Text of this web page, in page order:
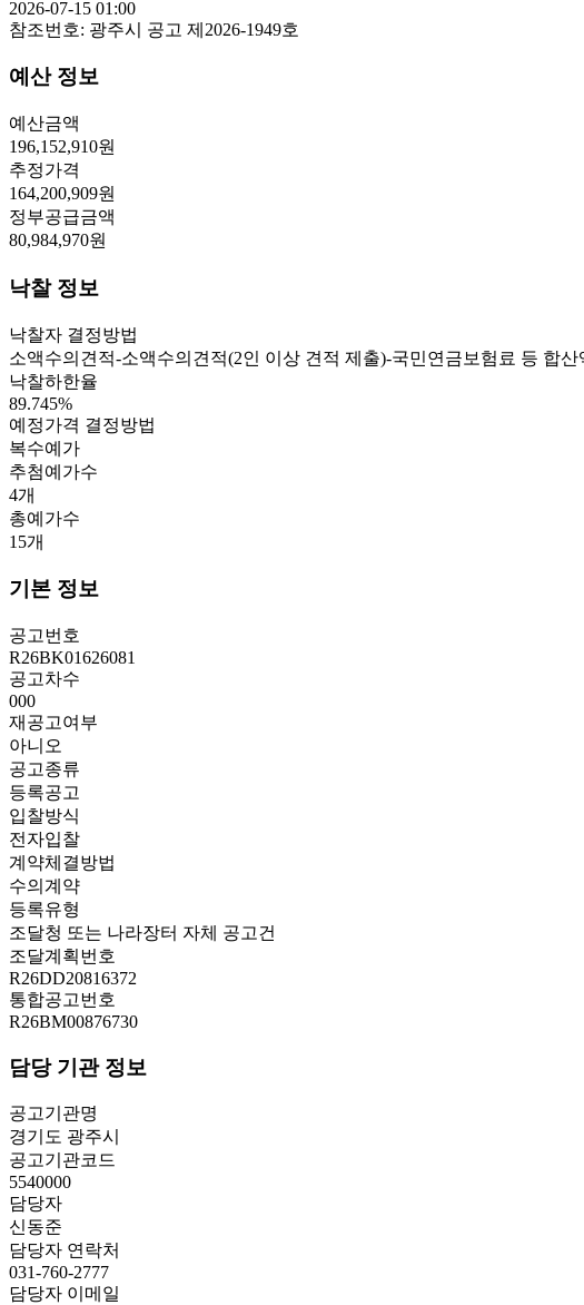
2026-07-15 01:00
참조번호: 광주시 공고 제2026-1949호
예산 정보
예산금액
196,152,910원
추정가격
164,200,909원
정부공급금액
80,984,970원
낙찰 정보
낙찰자 결정방법
소액수의견적-소액수의견적(2인 이상 견적 제출)-국민연금보험료 등 합산
낙찰하한율
89.745%
예정가격 결정방법
복수예가
추첨예가수
4개
총예가수
15개
기본 정보
공고번호
R26BK01626081
공고차수
000
재공고여부
아니오
공고종류
등록공고
입찰방식
전자입찰
계약체결방법
수의계약
등록유형
조달청 또는 나라장터 자체 공고건
조달계획번호
R26DD20816372
통합공고번호
R26BM00876730
담당 기관 정보
공고기관명
경기도 광주시
공고기관코드
5540000
담당자
신동준
담당자 연락처
031-760-2777
담당자 이메일